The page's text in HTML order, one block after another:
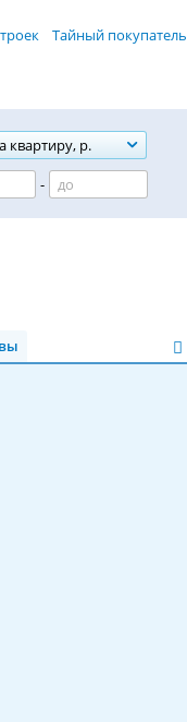
Тайный покупатель
квартиру, р.
-